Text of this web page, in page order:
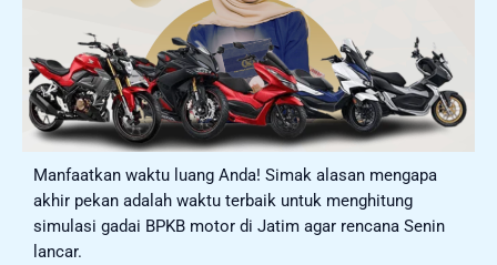
Manfaatkan waktu luang Anda! Simak alasan mengapa
akhir pekan adalah waktu terbaik untuk menghitung
simulasi gadai BPKB motor di Jatim agar rencana Senin
lancar.